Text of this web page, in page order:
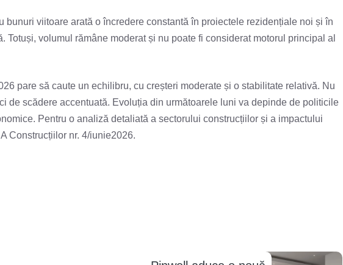
bunuri viitoare arată o încredere constantă în proiectele rezidențiale noi și în
Totuși, volumul rămâne moderat și nu poate fi considerat motorul principal al
pare să caute un echilibru, cu creșteri moderate și o stabilitate relativă. Nu
de scădere accentuată. Evoluția din următoarele luni va depinde de politicile
Pentru o analiză detaliată a sectorului construcțiilor și a impactului
Construcțiilor nr. 4/iunie2026.